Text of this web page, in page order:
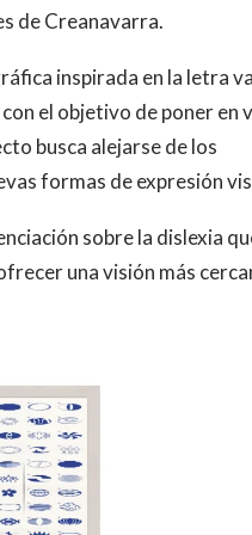
de Creanavarra.
inspirada en la letra
el objetivo de poner en
busca alejarse de los
formas de expresión
sobre la dislexia
una visión más